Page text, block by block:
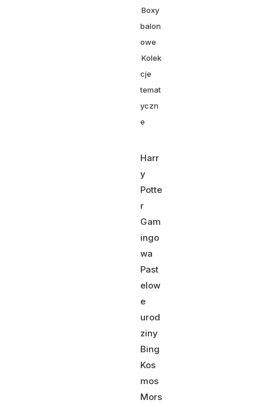
Boxy
balon
owe
Kolek
cje
temat
yczn
e
Harr
y
Potte
r
Gam
ingo
wa
Past
elow
e
urod
ziny
Bing
Kos
mos
Mors